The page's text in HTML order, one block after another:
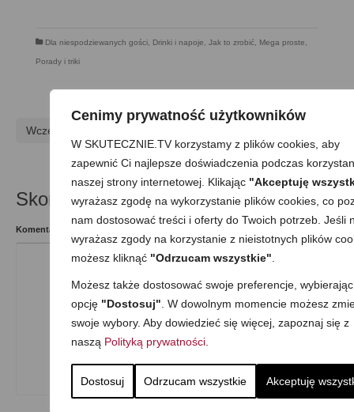
Cenimy prywatność użytkowników
W SKUTECZNIE.TV korzystamy z plików cookies, aby
zapewnić Ci najlepsze doświadczenia podczas
naszej strony internetowej. Klikając "Akceptuję
wyrażasz zgodę na wykorzystanie plików cookies, co
nam dostosować treści i oferty do Twoich potrzeb. Jeśli
wyrażasz zgody na korzystanie z nieistotnych plików
możesz kliknąć "Odrzucam wszystkie"
Możesz także dostosować swoje preferencje, wybierając
opcję "Dostosuj" . W dowolnym momencie możesz
swoje wybory. Aby dowiedzieć się więcej, zapoznaj się z
naszą Polityką prywatności.
Dostosuj Odrzucam wszystkie Akceptuję
Dla niespodziewanych gości, Drinki i napoje, Jak to zrobić, Mega proste,
Porady i triki
Wcześniejszy
Skomentuj
Komentarz